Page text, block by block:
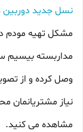
نسل جدید
مشکل تهیه مودم
مداربسته بیسیم
وصل کرده و از
نیاز مشتریانمان
مشاهده می کنید.